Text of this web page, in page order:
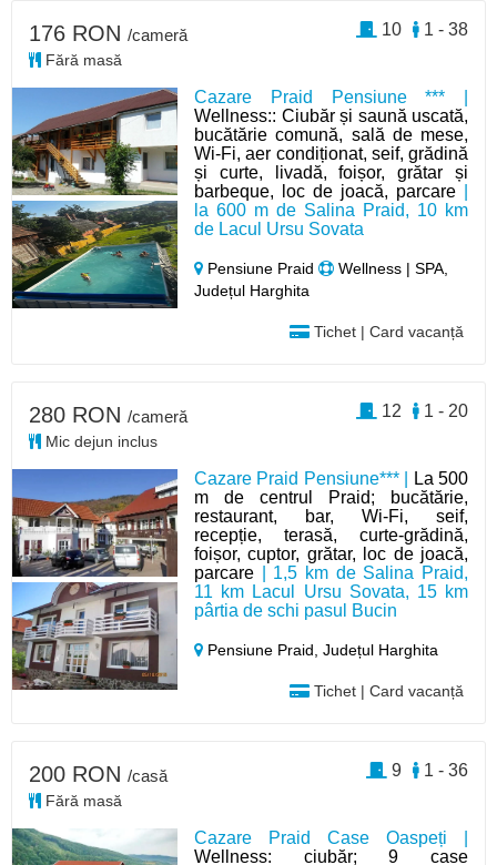
Cazare Praid Pensiune *** |
Wellness:: Ciubăr și saună uscată,
bucătărie comună, sală de mese,
Wi-Fi, aer condiționat, seif, grădină
și curte, livadă, foișor, grătar și
barbeque, loc de joacă, parcare
la 600 m de Salina Praid, 10 km
de Lacul Ursu Sovata
Pensiune Praid
Wellness | SPA,
Județul Harghita
Tichet | Card vacanță
176 RON /cameră
Fără masă
1 - 38
10
Cazare Praid Pensiune*** |
La 500
m de centrul Praid; bucătărie,
restaurant, bar, Wi-Fi, seif,
recepție, terasă, curte-grădină,
foișor, cuptor, grătar, loc de joacă,
parcare | 1,5 km de Salina Praid,
11 km Lacul Ursu Sovata, 15 km
pârtia de schi pasul Bucin
Pensiune Praid,Județul Harghita
Tichet | Card vacanță
280 RON /cameră
Mic dejun inclus
1 - 20
12
Cazare Praid Case Oaspeți |
Wellness: ciubăr; 9 case
200 RON /casă
Fără masă
1 - 36
9